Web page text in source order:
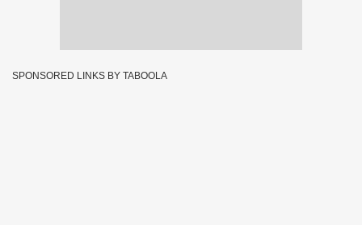
SPONSORED LINKS BY TABOOLA